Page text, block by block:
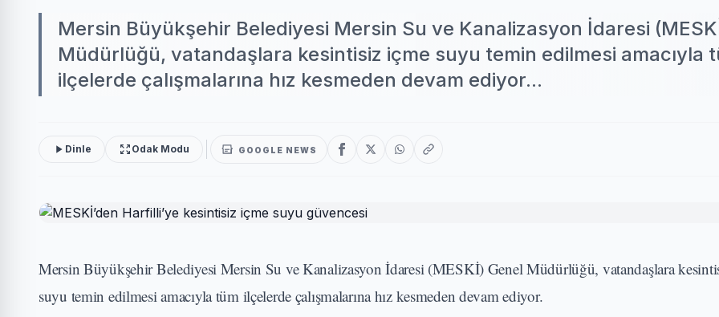
Mersin Büyükşehir Belediyesi Mersin Su ve Kanalizasyon İdaresi
Müdürlüğü, vatandaşlara kesintisiz içme suyu temin edilmesi amacıyla
ilçelerde çalışmalarına hız kesmeden devam ediyor...
Dinle Odak Modu GOOGLE NEWS
Mersin Büyükşehir Belediyesi Mersin Su ve Kanalizasyon İdaresi (MESKİ) Genel Müdürlüğü, vatandaşlara
suyu temin edilmesi amacıyla tüm ilçelerde çalışmalarına hız kesmeden devam ediyor.